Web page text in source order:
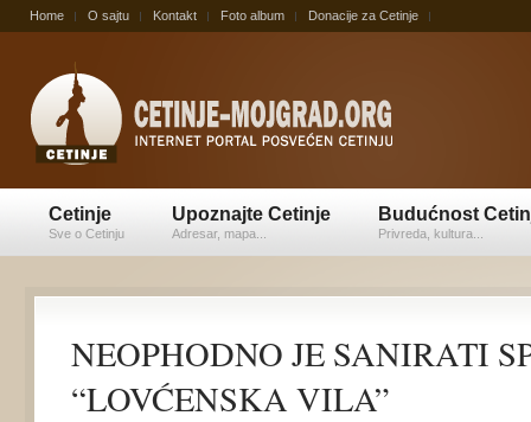
Home O sajtu Kontakt Foto album Donacije za Cetinje
Cetinje
Sve o Cetinju
Upoznajte Cetinje
Adresar, mapa...
Budućnost
Privreda, kultura...
NEOPHODNO JE SANIRATI
“LOVĆENSKA VILA”